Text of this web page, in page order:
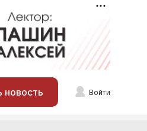
новость Войти